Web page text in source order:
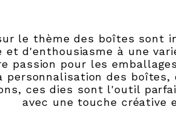
le thème des boîtes sont
et d'enthousiasme à une
passion pour les
personnalisation des
ces dies sont l'outil
avec une touche créative